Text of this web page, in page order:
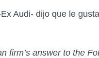
Audi- dijo que le
firm’s answer to the